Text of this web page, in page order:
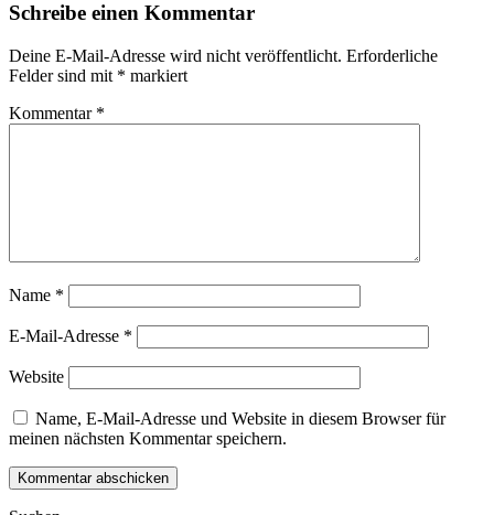
Schreibe einen Kommentar
Deine E-Mail-Adresse wird nicht veröffentlicht. Erforderliche
Felder sind mit * markiert
Kommentar *
Name *
E-Mail-Adresse *
Website
Name, E-Mail-Adresse und Website in diesem Browser für
meinen nächsten Kommentar speichern.